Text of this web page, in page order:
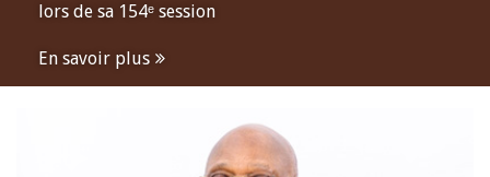
lors de sa 154ᵉ session
En savoir plus